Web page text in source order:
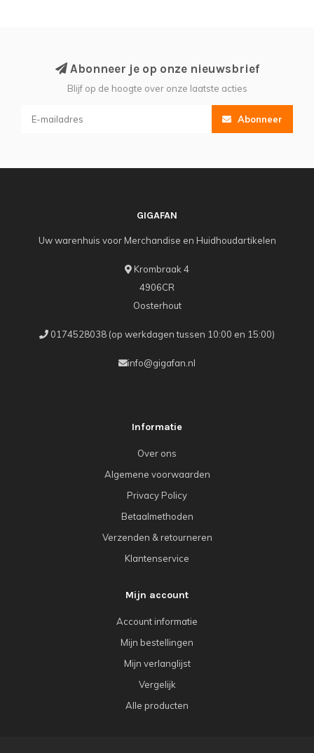
Abonneer je op onze nieuwsbrief
Blijf op de hoogte over onze laatste acties
Abonneer
GIGAFAN
Uw warenhuis voor Merchandise en Huidhoudartikelen
Krombraak 4
4906CR
Oosterhout
0174528038 (op werkdagen tussen 10:00 en 15:00)
info@gigafan.nl
Informatie
Over ons
Algemene voorwaarden
Privacy Policy
Betaalmethoden
Verzenden & retourneren
Klantenservice
Mijn account
Account informatie
Mijn bestellingen
Mijn verlanglijst
Vergelijk
Alle producten